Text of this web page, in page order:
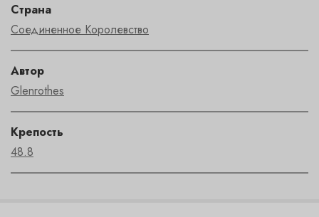
Страна
Соединенное Королевство
Автор
Glenrothes
Крепость
48.8